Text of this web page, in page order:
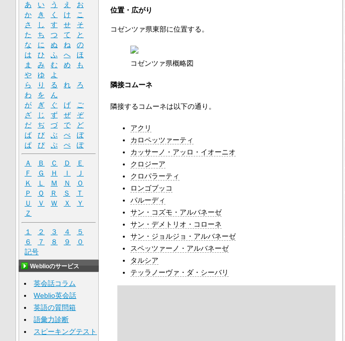
位置・広がり
コゼンツァ県東部に位置する。
コゼンツァ県概略図
隣接コムーネ
隣接するコムーネは以下の通り。
アクリ
カロペッツァーティ
カッサーノ・アッロ・イオーニオ
クロジーア
クロパラーティ
ロンゴブッコ
パルーディ
サン・コズモ・アルバネーゼ
サン・デメトリオ・コローネ
サン・ジョルジョ・アルバネーゼ
スペッツァーノ・アルバネーゼ
タルシア
テッラノーヴァ・ダ・シーバリ
あ い う え
お
か
き く け
こ
さ
し す せ
そ
た
ち つ て
と
な
に ぬ ね
の
は
ひ ふ へ
ほ
ま
み む め
も
や
ゆ
よ
ら
り る れ
ろ
わ
を
ん
が
ぎ ぐ げ
ご
ざ
じ ず ぜ
ぞ
だ
ぢ づ で
ど
ば
び ぶ べ
ぼ
ぱ
ぴ ぷ ぺ ぽ
Ａ Ｂ Ｃ Ｄ
Ｅ
Ｆ
Ｇ Ｈ Ｉ
Ｊ
Ｋ
Ｌ Ｍ Ｎ
Ｏ
Ｐ
Ｑ Ｒ Ｓ
Ｔ
Ｕ
Ｖ Ｗ Ｘ
Ｙ
Ｚ
１ ２ ３ ４
５
６
７ ８ ９
０
記号
Weblioのサービス
英会話コラム
Weblio英会話
英語の質問箱
語彙力診断
スピーキングテスト